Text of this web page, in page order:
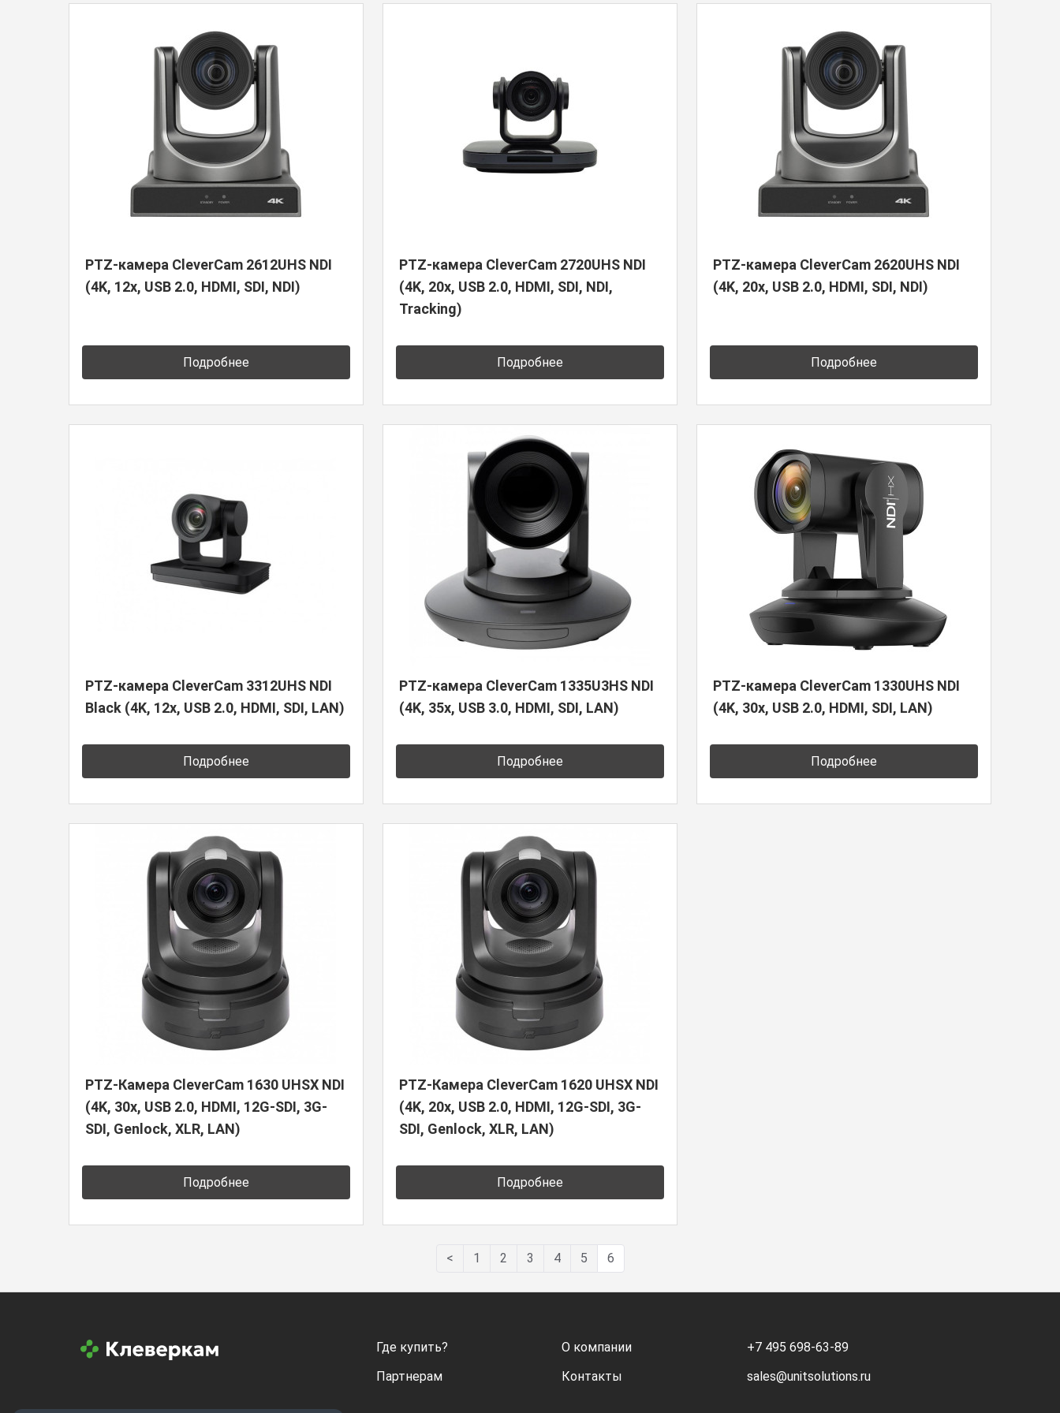
PTZ-камера CleverCam 2612UHS NDI
(4K, 12x, USB 2.0, HDMI, SDI, NDI)
Подробнее
PTZ-камера CleverCam 2720UHS NDI
(4K, 20x, USB 2.0, HDMI, SDI, NDI,
Tracking)
Подробнее
PTZ-камера CleverCam 2620UHS NDI
(4K, 20x, USB 2.0, HDMI, SDI, NDI)
Подробнее
PTZ-камера CleverCam 3312UHS NDI
Black (4K, 12x, USB 2.0, HDMI, SDI, LAN)
Подробнее
PTZ-камера CleverCam 1335U3HS NDI
(4K, 35x, USB 3.0, HDMI, SDI, LAN)
Подробнее
PTZ-камера CleverCam 1330UHS NDI
(4K, 30x, USB 2.0, HDMI, SDI, LAN)
Подробнее
PTZ-Камера CleverCam 1630 UHSX NDI
(4K, 30x, USB 2.0, HDMI, 12G-SDI, 3G-
SDI, Genlock, XLR, LAN)
Подробнее
PTZ-Камера CleverCam 1620 UHSX NDI
(4K, 20x, USB 2.0, HDMI, 12G-SDI, 3G-
SDI, Genlock, XLR, LAN)
Подробнее
< 1 2 3 4 5 6
Где купить?
Партнерам
О компании
Контакты
+7 495 698-63-89
sales@unitsolutions.ru